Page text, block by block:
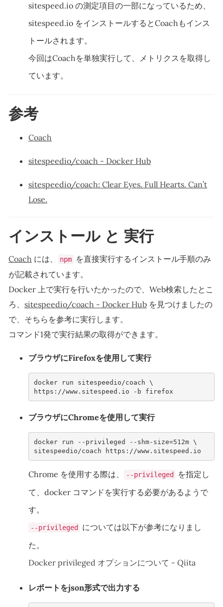
sitespeed.io の測定項目の一部になっているため、
sitespeed.io をインストールするとCoachもインス
トールされます。
今回はCoachを単独実行して、メトリクスを取得し
ています。
参考
Coach
sitespeedio/coach - Docker Hub
sitespeedio/coach: Clear Eyes. Full Hearts. Can’t
Lose.
インストール と 実行
Coach には、 npm
を直接実行するインストール手順のみ
が記載されています。
Docker 上で実行を行いたかったので、Web検索したとこ
ろ、 sitespeedio/coach - Docker Hub を見つけましたの
で、そちらを参考に実行します。
コマンド1発で実行結果の取得ができます。
ブラウザにFirefoxを使用して実行
docker run sitespeedio/coach \
https://www.sitespeed.io -b firefox
ブラウザにChromeを使用して実行
docker run --privileged --shm-size=512m \
sitespeedio/coach https://www.sitespeed.io
Chrome を使用する際は、 --privileged
を指定し
て、docker コマンドを実行する必要があるようで
す。
--privileged
については以下が参考になりまし
た。
Docker privileged オプションについて - Qiita
レポートをjson形式で出力する